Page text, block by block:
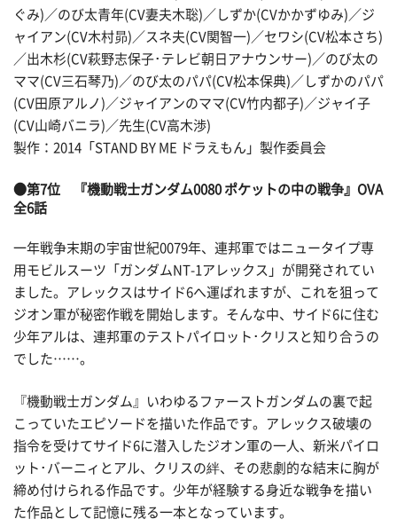
ぐみ)／のび太青年(CV妻夫木聡)／しずか(CVかかずゆみ)／ジ
ャイアン(CV木村昴)／スネ夫(CV関智一)／セワシ(CV松本さち)
／出木杉(CV萩野志保子･テレビ朝日アナウンサー)／のび太の
ママ(CV三石琴乃)／のび太のパパ(CV松本保典)／しずかのパパ
(CV田原アルノ)／ジャイアンのママ(CV竹内都子)／ジャイ子
(CV山崎バニラ)／先生(CV高木渉)
製作：2014「STAND BY ME ドラえもん」製作委員会
●第7位 『機動戦士ガンダム0080 ポケットの中の戦争』OVA
全6話
一年戦争末期の宇宙世紀0079年、連邦軍ではニュータイプ専
用モビルスーツ「ガンダムNT-1アレックス」が開発されてい
ました。アレックスはサイド6へ運ばれますが、これを狙って
ジオン軍が秘密作戦を開始します。そんな中、サイド6に住む
少年アルは、連邦軍のテストパイロット･クリスと知り合うの
でした……。
『機動戦士ガンダム』いわゆるファーストガンダムの裏で起
こっていたエピソードを描いた作品です。アレックス破壊の
指令を受けてサイド6に潜入したジオン軍の一人、新米パイロ
ット･バーニィとアル、クリスの絆、その悲劇的な結末に胸が
締め付けられる作品です。少年が経験する身近な戦争を描い
た作品として記憶に残る一本となっています。